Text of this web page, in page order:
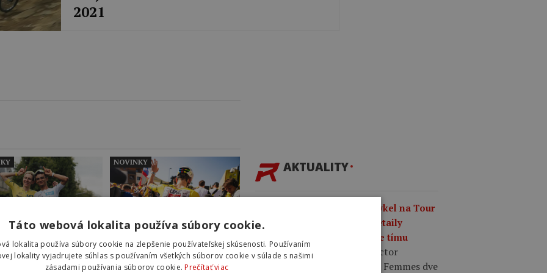
2021
del Toro zostane
UAE Emirates-
Pogačar, Armstrong,
Sagan, dopingové
NOVINKY AKTUALITY
Najzaujímavejší bicykel na Tour
de France Femmes 2026? Detaily
špeciálnej edície Factor One tímu
Human Powered Health.
Factor
pripravil pre Tour de France Femmes dve
Táto webová lokalita používa súbory cookie.
lokalita používa súbory cookie na zlepšenie používateľskej skúsenosti. Používaním
lokality vyjadrujete súhlas s používaním všetkých súborov cookie v súlade s našimi
zásadami používania súborov cookie.Prečítať viac